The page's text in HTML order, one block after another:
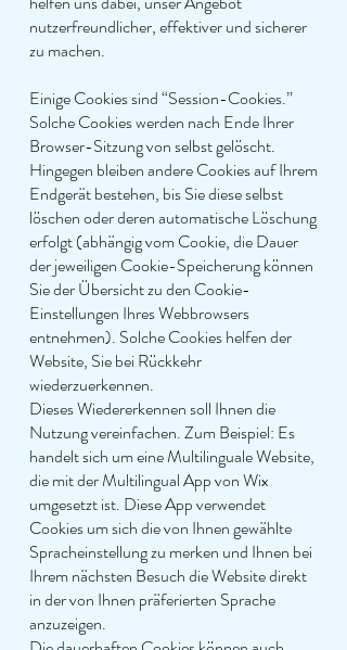
nutzerfreundlicher, effektiver und sicherer
zu machen.
Einige Cookies sind “Session-Cookies.”
Solche Cookies werden nach Ende Ihrer
Browser-Sitzung von selbst gelöscht.
Hingegen bleiben andere Cookies auf Ihrem
Endgerät bestehen, bis Sie diese selbst
löschen oder deren automatische Löschung
erfolgt (abhängig vom Cookie, die Dauer
der jeweiligen Cookie-Speicherung können
Sie der Übersicht zu den Cookie-
Einstellungen Ihres Webbrowsers
entnehmen). Solche Cookies helfen der
Website, Sie bei Rückkehr
wiederzuerkennen.
Dieses Wiedererkennen soll Ihnen die
Nutzung vereinfachen. Zum Beispiel: Es
handelt sich um eine Multilinguale Website,
die mit der Multilingual App von Wix
umgesetzt ist. Diese App verwendet
Cookies um sich die von Ihnen gewählte
Spracheinstellung zu merken und Ihnen bei
Ihrem nächsten Besuch die Website direkt
in der von Ihnen präferierten Sprache
anzuzeigen.